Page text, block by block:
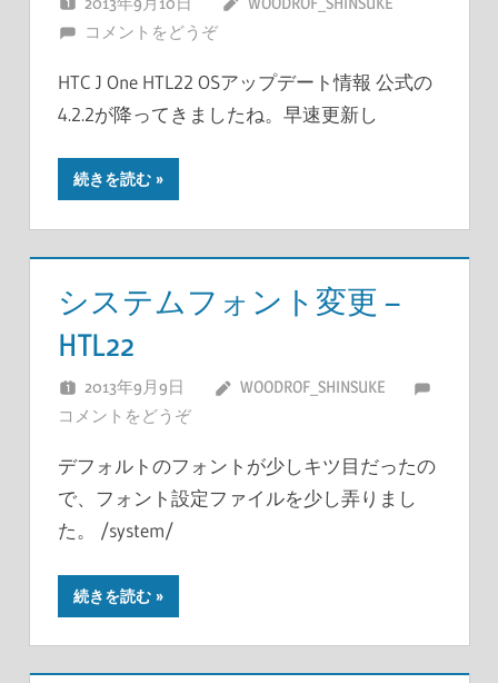
コメントをどうぞ
HTC J One HTL22 OSアップデート情報 公式の
4.2.2が降ってきましたね。早速更新し
続きを読む
システムフォント変更 –
HTL22
2013年9月9日
WOODROF_SHINSUKE
コメントをどうぞ
デフォルトのフォントが少しキツ目だったの
で、フォント設定ファイルを少し弄りまし
た。 /system/
続きを読む